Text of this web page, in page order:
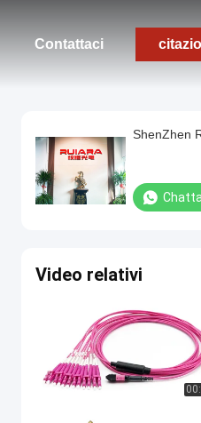
Contattaci
ShenZhen
Video relativi